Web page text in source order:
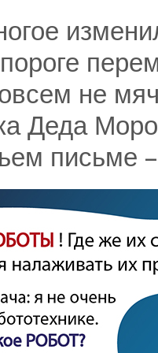
не
Деда
письме